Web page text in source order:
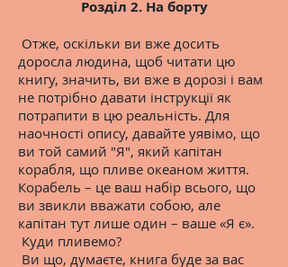
Розділ 2. На борту
Отже, оскільки ви вже досить
доросла людина, щоб читати цю
книгу, значить, ви вже в дорозі і вам
не потрібно давати інструкції як
потрапити в цю реальність. Для
наочності опису, давайте уявімо, що
ви той самий "Я", який капітан
корабля, що пливе океаном життя.
Корабель – це ваш набір всього, що
ви звикли вважати собою, але
капітан тут лише один – ваше «Я є».
Куди пливемо?
Ви що, думаєте, книга буде за вас